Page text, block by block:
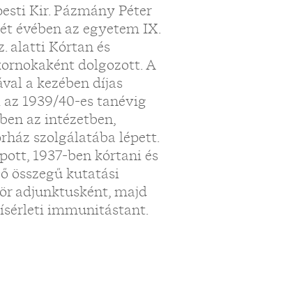
Kir. Pázmány Péter
évében az egyetem IX.
alatti Kórtan és
dolgozott. A
a kezében díjas
1939/40-es tanévig
az intézetben,
szolgálatába lépett.
1937-ben kórtani és
összegű kutatási
adjunktusként, majd
immunitástant.